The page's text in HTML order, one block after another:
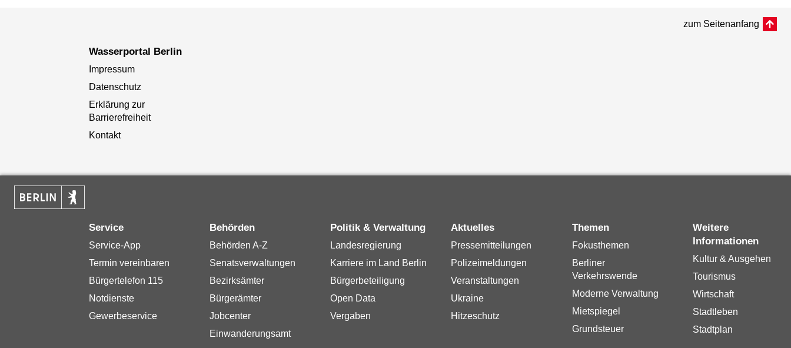
zum Seitenanfang
Wasserportal Berlin
Impressum
Datenschutz
Erklärung zur
Barrierefreiheit
Kontakt
Service
Service-App
Termin vereinbaren
Bürgertelefon 115
Notdienste
Gewerbeservice
Behörden
Behörden A-Z
Senatsverwaltungen
Bezirksämter
Bürgerämter
Jobcenter
Einwanderungsamt
Politik & Verwaltung
Landesregierung
Karriere im Land Berlin
Bürgerbeteiligung
Open Data
Vergaben
Aktuelles
Pressemitteilungen
Polizeimeldungen
Veranstaltungen
Ukraine
Hitzeschutz
Themen
Fokusthemen
Berliner
Verkehrswende
Moderne Verwaltung
Mietspiegel
Grundsteuer
Weitere
Informationen
Kultur & Ausgehen
Tourismus
Wirtschaft
Stadtleben
Stadtplan